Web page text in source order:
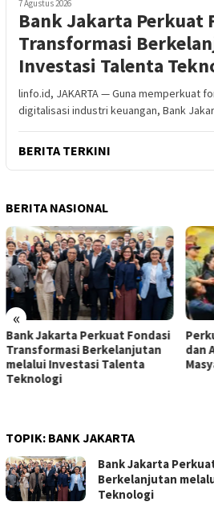
7 Agustus 2026
Bank Jakarta Perkuat
Transformasi
Investasi Talenta
linfo.id, JAKARTA — Guna memperkuat
digitalisasi industri keuangan, Bank
BERITA TERKINI
BERITA NASIONAL
«
Perkuat Literasi Pindar, PWI
dan AFPI Bersinergi Lindungi
Masyarakat dari Pinjol Ilegal
TOPIK: BANK JAKARTA
Bank Jakarta
Berkelanjutan
Teknologi